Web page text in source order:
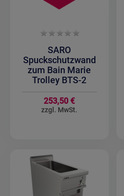
SARO
Spuckschutzwand
zum Bain Marie
Trolley BTS-2
253,50 €